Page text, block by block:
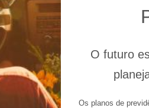
O futuro
Os planos de